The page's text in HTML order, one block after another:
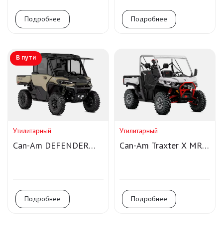
Подробнее Подробнее
В пути
Утилитарный
Can-Am DEFENDER
Подробнее
Утилитарный
Can-Am Traxter X MR
Подробнее